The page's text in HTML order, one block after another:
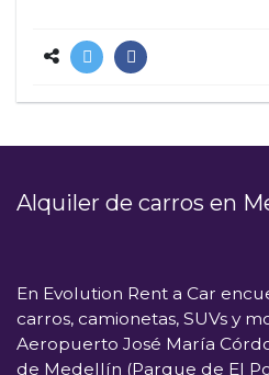
Alquiler de carros en
En Evolution Rent a Car
carros, camionetas, SUVs y
Aeropuerto José María
de Medellín (Parque de El